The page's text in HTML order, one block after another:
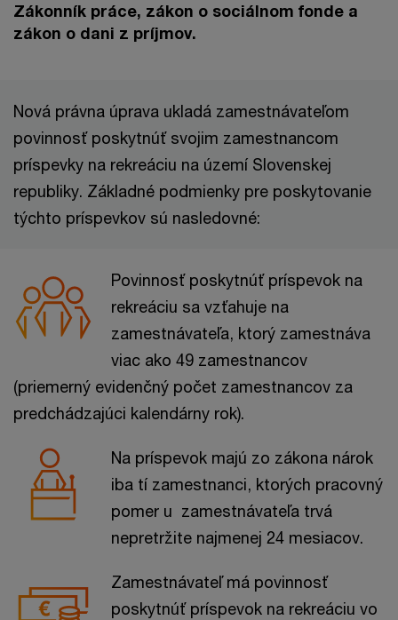
Zákonník práce, zákon o sociálnom fonde a
zákon o dani z príjmov.
Nová právna úprava ukladá zamestnávateľom
povinnosť poskytnúť svojim zamestnancom
príspevky na rekreáciu na území Slovenskej
republiky. Základné podmienky pre poskytovanie
týchto príspevkov sú nasledovné:
Povinnosť poskytnúť príspevok na
rekreáciu sa vzťahuje na
zamestnávateľa, ktorý zamestnáva
viac ako 49 zamestnancov
(priemerný evidenčný počet zamestnancov za
predchádzajúci kalendárny rok).
Na príspevok majú zo zákona nárok
iba tí zamestnanci, ktorých pracovný
pomer u zamestnávateľa trvá
nepretržite najmenej 24 mesiacov.
Zamestnávateľ má povinnosť
poskytnúť príspevok na rekreáciu vo